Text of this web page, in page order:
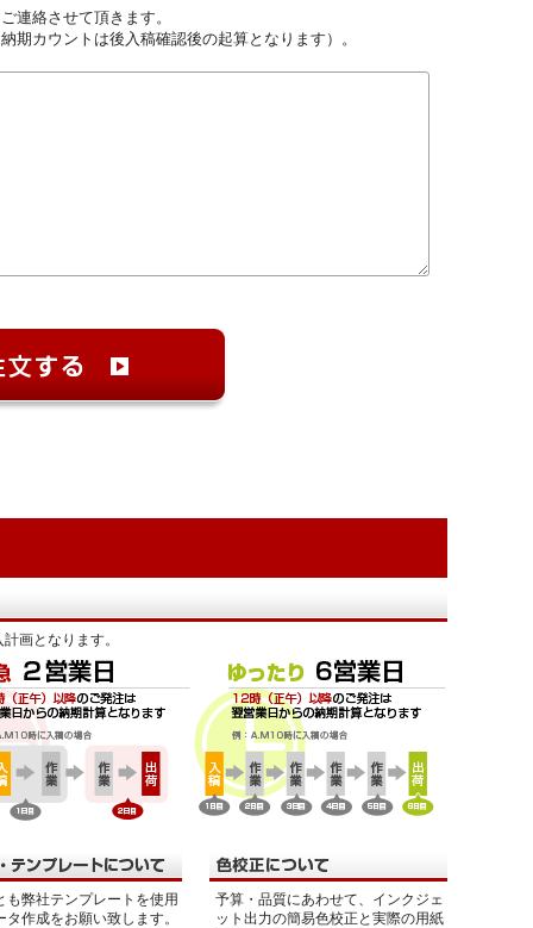
連絡させて頂きます。
期カウントは後入稿確認後の起算となります）。
画となります。
も弊社テンプレートを使用
タ作成をお願い致します。
予算・品質にあわせて、インクジェ
ット出力の簡易色校正と実際の用紙